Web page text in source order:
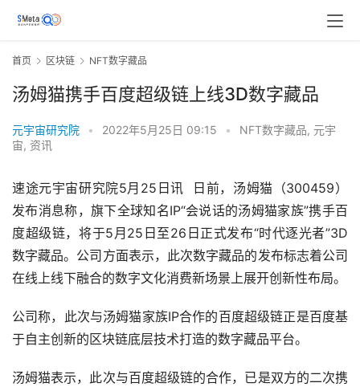
首页 区块链 NFT数字藏品
汤姆猫携手百度超级链上线3D数字藏品
元宇宙研究院 • 2022年5月25日 09:15 • NFT数字藏品, 元宇
宙, 资讯
速途元宇宙研究院5月25日讯  日前，汤姆猫（300459）
发布消息称，旗下全球知名IP“会说话的汤姆猫家族”携手百
度超级链，将于5月25日至26日正式发布“时代逐光者”3D
数字藏品。公司方面表示，此次数字藏品的发布标志着公司
在线上线下融合的数字文化消费新场景上展开创新性布局。
公司称，此次与汤姆猫家族IP合作的百度超级链正是百度基
于自主创新的区块链底层技术打造的数字藏品平台。
汤姆猫表示，此次与百度超级链的合作，已是双方的二次携